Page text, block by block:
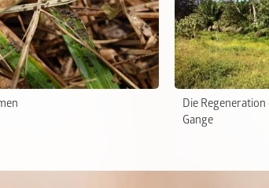
Die Regeneration
Gange